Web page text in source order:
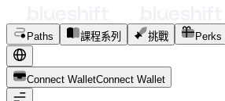
Paths 課程系列 挑戰 Perks
Connect WalletConnect Wal et